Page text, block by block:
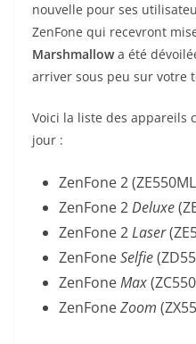
nouvelle pour ses
ZenFone qui recevront
Marshmallowa été
arriver sous peu sur votre
Voici la liste des appareils
jour :
ZenFone 2
ZenFone 2Deluxe
ZenFone 2Laser
ZenFoneSelfie
ZenFoneMax
ZenFoneZoom